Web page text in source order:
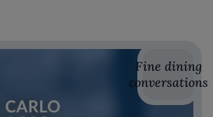
Fine dining
conversations